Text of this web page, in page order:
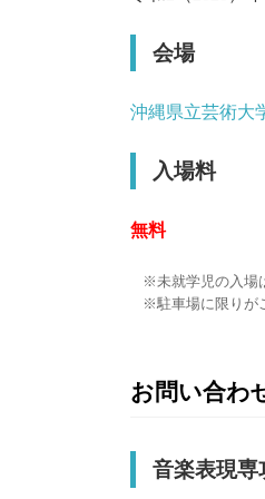
会場
沖縄県立芸術大
入場料
無料
未就学児の入場
駐車場に限りが
お問い合わ
音楽表現